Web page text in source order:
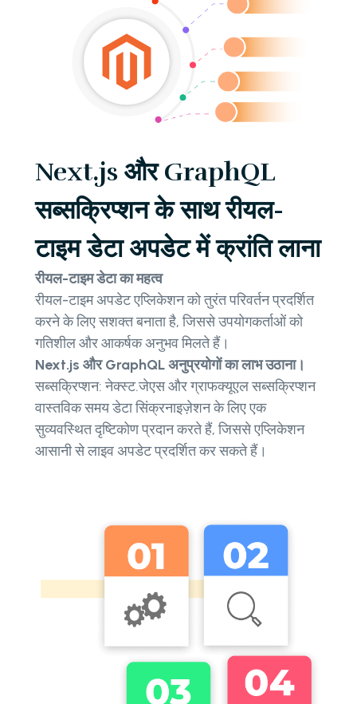
Next.js और GraphQL
सब्सक्रिप्शन के साथ रीयल-
टाइम डेटा अपडेट में क्रांति लाना
रीयल-टाइम डेटा का महत्व
रीयल-टाइम अपडेट एप्लिकेशन को तुरंत परिवर्तन प्रदर्शित
करने के लिए सशक्त बनाता है, जिससे उपयोगकर्ताओं को
गतिशील और आकर्षक अनुभव मिलते हैं।
Next.js और GraphQL अनुप्रयोगों का लाभ उठाना।
सब्सक्रिप्शन: नेक्स्ट.जेएस और ग्राफक्यूएल सब्सक्रिप्शन
वास्तविक समय डेटा सिंक्रनाइज़ेशन के लिए एक
सुव्यवस्थित दृष्टिकोण प्रदान करते हैं, जिससे एप्लिकेशन
आसानी से लाइव अपडेट प्रदर्शित कर सकते हैं।